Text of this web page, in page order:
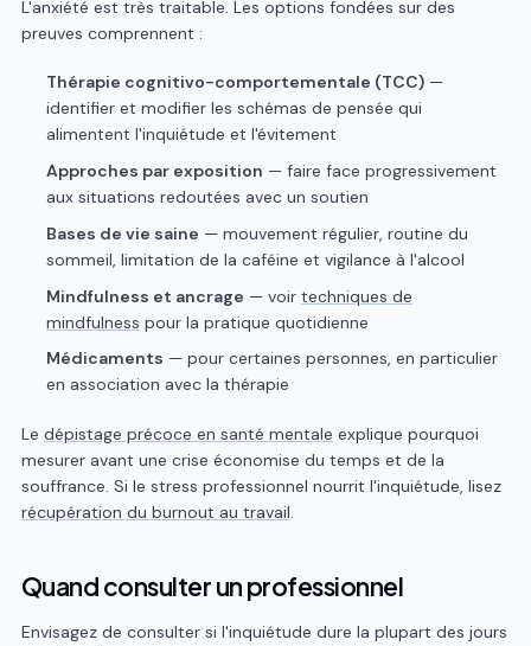
L'anxiété est très traitable. Les options fondées sur des
preuves comprennent :
Thérapie cognitivo-comportementale (TCC)—
identifier et modifier les schémas de pensée qui
alimentent l'inquiétude et l'évitement
Approches par exposition — faire face progressivement
aux situations redoutées avec un soutien
Bases de vie saine — mouvement régulier, routine du
sommeil, limitation de la caféine et vigilance à l'alcool
Mindfulness et ancrage — voir techniques de
mindfulness pour la pratique quotidienne
Médicaments — pour certaines personnes, en particulier
en association avec la thérapie
Le dépistage précoce en santé mentale explique pourquoi
mesurer avant une crise économise du temps et de la
souffrance. Si le stress professionnel nourrit l'inquiétude, lisez
récupération du burnout au travail.
Quand consulter un professionnel
Envisagez de consulter si l'inquiétude dure la plupart des jours